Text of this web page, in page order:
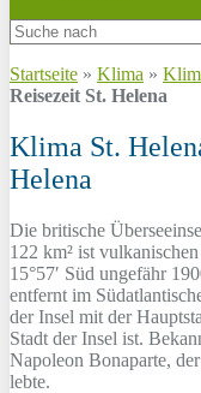
Startseite » Klima »
Reisezeit St. Helena
Klima St.
Helena
Die britische
122 km² ist
15°57′ Süd ungefähr
entfernt im
der Insel mit der
Stadt der Insel ist.
Napoleon Bonaparte,
lebte.